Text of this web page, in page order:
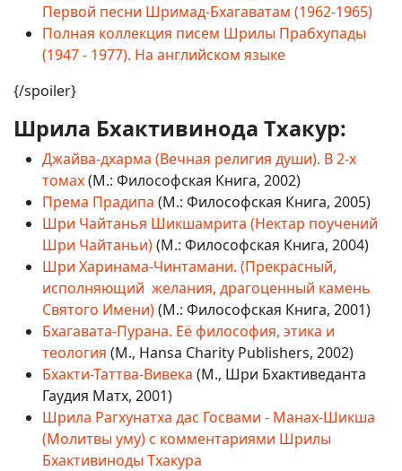
Первой песни Шримад-Бхагаватам (1962-1965)
Полная коллекция писем Шрилы Прабхупады
(1947 - 1977). На английском языке
{/spoiler}
Шрила Бхактивинода Тхакур:
Джайва-дхарма (Вечная религия души). В 2-х
томах(М.: Философская Книга, 2002)
Према Прадипа (М.: Философская Книга, 2005)
Шри Чайтанья Шикшамрита (Нектар поучений
Шри Чайтаньи)(М.: Философская Книга, 2004)
Шри Харинама-Чинтамани. (Прекрасный,
исполняющий желания, драгоценный камень
Святого Имени)(М.: Философская Книга, 2001)
Бхагавата-Пурана. Её философия, этика и
теология (М., Hansa Charity Publishers, 2002)
Бхакти-Таттва-Вивека (М., Шри Бхактиведанта
Гаудия Матх, 2001)
Шрила Рагхунатха дас Госвами - Манах-Шикша
(Молитвы уму) с комментариями Шрилы
Бхактивиноды Тхакура